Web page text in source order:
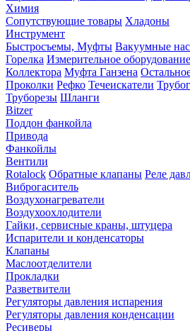
Химия
Сопутствующие товары Хладоны
Инструмент
Быстросъемы, Муфты Вакуумные
Горелка Измерительное оборудование
Коллектора Муфта Ганзена
Проколки Рефко Течеискатели
Труборезы Шланги
Bitzer
Поддон фанкойла
Привода
Фанкойлы
Вентили
Rotalock Обратные клапаны Реле
Виброгаситель
Воздухонагреватели
Воздухоохлодители
Гайки, сервисные краны, штуцера
Испарители и конденсаторы
Клапаны
Маслоотделители
Прокладки
Разветвители
Регуляторы давления испарения
Регуляторы давления конденсации
Ресиверы